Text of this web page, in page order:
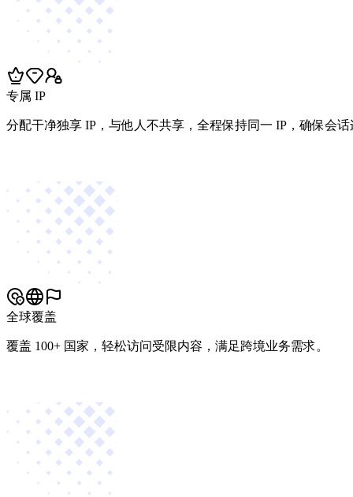
专属 IP
分配干净独享 IP，与他人不共享，全程保持同一 IP，确保会
全球覆盖
覆盖 100+ 国家，轻松访问受限内容，满足跨境业务需求。